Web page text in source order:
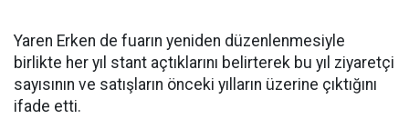
Yaren Erken de fuarın yeniden düzenlenmesiyle
birlikte her yıl stant açtıklarını belirterek bu yıl ziyaretçi
sayısının ve satışların önceki yılların üzerine çıktığını
ifade etti.